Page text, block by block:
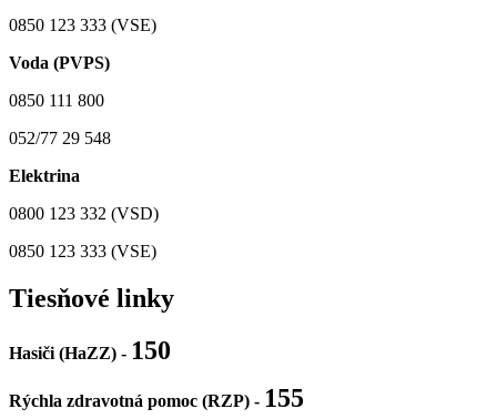
0850 123 333 (VSE)
Voda (PVPS)
0850 111 800
052/77 29 548
Elektrina
0800 123 332 (VSD)
0850 123 333 (VSE)
Tiesňové linky
Hasiči (HaZZ) - 150
Rýchla zdravotná pomoc (RZP) - 155